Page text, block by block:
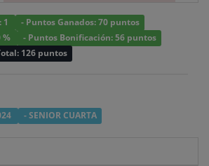
1
- Puntos Ganados: 70 puntos
%
- Puntos Bonificación: 56 puntos
126 puntos
- SENIOR CUARTA